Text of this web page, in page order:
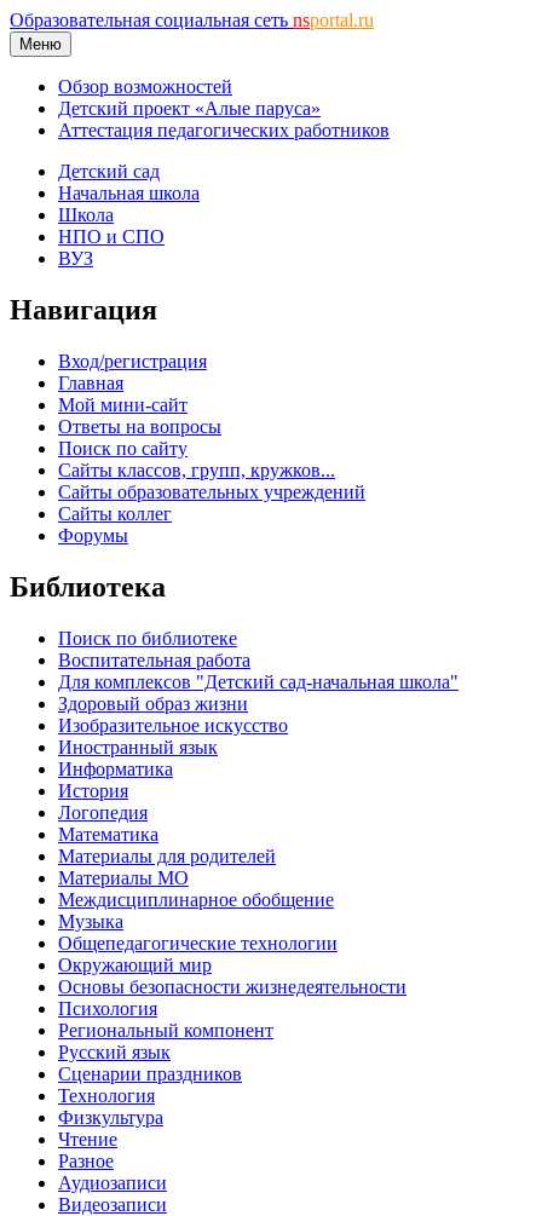
Образовательная социальная сеть nsportal.ru
Меню
Обзор возможностей
Детский проект «Алые паруса»
Аттестация педагогических работников
Детский сад
Начальная школа
Школа
НПО и СПО
ВУЗ
Навигация
Вход/регистрация
Главная
Мой мини-сайт
Ответы на вопросы
Поиск по сайту
Сайты классов, групп, кружков...
Сайты образовательных учреждений
Сайты коллег
Форумы
Библиотека
Поиск по библиотеке
Воспитательная работа
Для комплексов "Детский сад-начальная школа"
Здоровый образ жизни
Изобразительное искусство
Иностранный язык
Информатика
История
Логопедия
Математика
Материалы для родителей
Материалы МО
Междисциплинарное обобщение
Музыка
Общепедагогические технологии
Окружающий мир
Основы безопасности жизнедеятельности
Психология
Региональный компонент
Русский язык
Сценарии праздников
Технология
Физкультура
Чтение
Разное
Аудиозаписи
Видеозаписи